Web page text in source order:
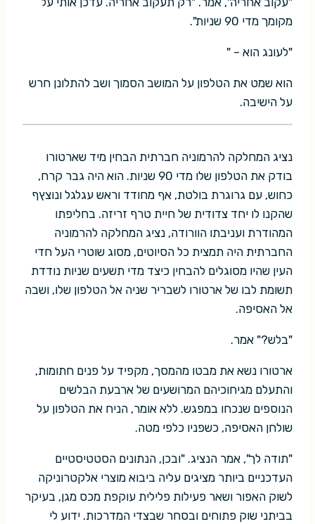
מקומך מדי 90 שניות".
"לעונג הוא – "
הוא שמט את הטלפון על המושב הסמוך ושב להתלונן חרש
על הישיבה.
נציג המחלקה להרמוניה חברתית הבחין מיד שארטורו
בודק את הטלפון שלו מדי 90 שניות. הוא היה גבר קרח,
כחוש, עם גרוגרת בולטת, אף מחודד וראש עגלגל ונוצץף
שהקנו לו יחד צדודית של חיית טרף זריזה. בחליפתו
המהודרת ועניבתו הוורודה, נציג המחלקה להרמוניה
החברתית היה תמצית כל הסיוטים, מסוג שוטרי העל חדי
העין שהיו מסוגלים להבחין כיצד מדי תשעים שניות נודדת
תשומת לבו של ארטורו לשבריר שניה אל הטלפון שלו, ושבה
אל האסיפה.
"בלש?" אמר.
ארטורו נשא את מבטו מהמסך, מקפיד על פנים חתומות,
והתעלם מגיחוכיהם המרושעים של ארבעת הבלשים
הנוספים שנכחו במפגש. ללא אומר, הניח את הטלפון על
שולחן האסיפה, כשפניו כלפי מטה.
"תודה לך", אמר הנציג. "ובכן, הנתונים הסטטיסטיים
העדכניים ביותר מציגים עליה ביבוא מוצרי אלקטרוניקה
לשוק האפור ושאר פעילות פלילית עוקפת מכס מגן, בעיקר
בביתני שוק פתוחים ובסחר שבצדי המדרכות. ידוע לי